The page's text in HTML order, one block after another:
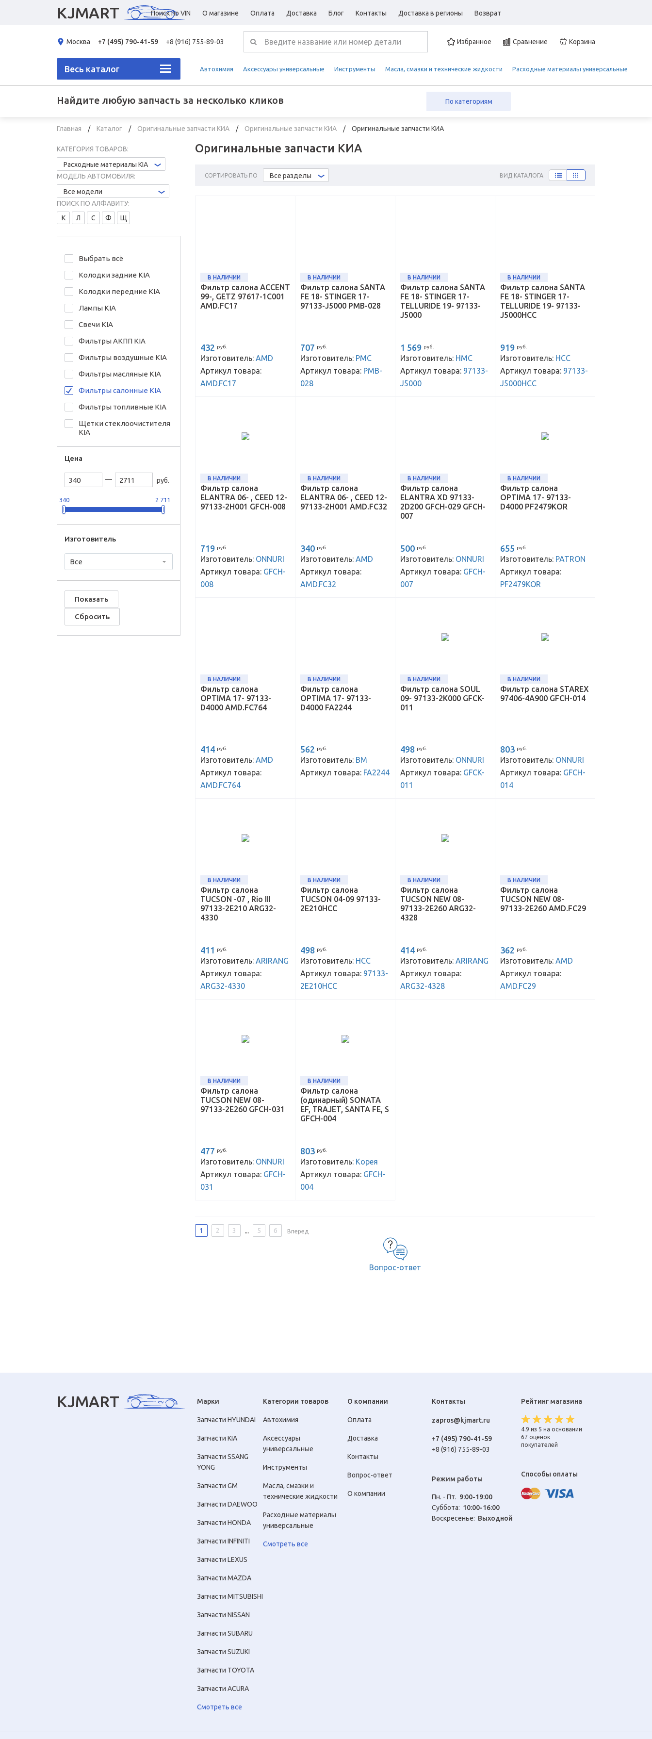
KJMART Поиск по VIN О магазине Оплата Доставка Блог Контакты Доставка в регионы Возврат
Москва +7 (495) 790-41-59 +8 (916) 755-89-03 Избранное Сравнение Корзина
Весь каталог Автохимия Аксессуары универсальные Инструменты Масла, смазки и технические жидкости Расходные материалы универсальные
Найдите любую запчасть за несколько кликов По категориям
Главная Каталог Оригинальные запчасти КИА Оригинальные запчасти КИА Оригинальные запчасти КИА
Оригинальные запчасти КИА
СОРТИРОВАТЬ ПО Все разделы ВИД КАТАЛОГА
КАТЕГОРИЯ ТОВАРОВ:
Расходные материалы KIA
МОДЕЛЬ АВТОМОБИЛЯ:
Все модели
ПОИСК ПО АЛФАВИТУ:
К
Л С Ф Щ
Выбрать всё
Колодки задние KIA
Колодки передние KIA
Лампы KIA
Свечи KIA
Фильтры АКПП KIA
Фильтры воздушные KIA
Фильтры масляные KIA
Фильтры салонные KIA
Фильтры топливные KIA
Щетки стеклоочистителя
KIA
Цена
руб.
340 2 711
Изготовитель
Все
В НАЛИЧИИ
Фильтр салона ACCENT
99-, GETZ 97617-1C001
AMD.FC17
432 руб.
Изготовитель: AMD
Артикул товара:
AMD.FC17
В НАЛИЧИИ
Фильтр салона SANTA
FE 18- STINGER 17-
97133-J5000 PMB-028
707 руб.
Изготовитель: PMC
Артикул товара: PMB-
028
В НАЛИЧИИ
Фильтр салона SANTA
FE 18- STINGER 17-
TELLURIDE 19- 97133-
J5000
1 569 руб.
Изготовитель: HMC
Артикул товара: 97133-
J5000
В НАЛИЧИИ
Фильтр салона SANTA
FE 18- STINGER 17-
TELLURIDE 19- 97133-
J5000HCC
919 руб.
Изготовитель: HCC
Артикул товара: 97133-
J5000HCC
В НАЛИЧИИ
Фильтр салона
ELANTRA 06- , CEED 12-
97133-2H001 GFCH-008
719 руб.
Изготовитель: ONNURI
Артикул товара: GFCH-
008
В НАЛИЧИИ
Фильтр салона
ELANTRA 06- , CEED 12-
97133-2H001 AMD.FC32
340 руб.
Изготовитель: AMD
Артикул товара:
AMD.FC32
В НАЛИЧИИ
Фильтр салона
ELANTRA XD 97133-
2D200 GFCH-029 GFCH-
007
500 руб.
Изготовитель: ONNURI
Артикул товара: GFCH-
007
В НАЛИЧИИ
Фильтр салона
OPTIMA 17- 97133-
D4000 PF2479KOR
655 руб.
Изготовитель: PATRON
Артикул товара:
PF2479KOR
В НАЛИЧИИ
Фильтр салона
OPTIMA 17- 97133-
D4000 AMD.FC764
414 руб.
Изготовитель: AMD
Артикул товара:
AMD.FC764
В НАЛИЧИИ
Фильтр салона
OPTIMA 17- 97133-
D4000 FA2244
562 руб.
Изготовитель: BM
Артикул товара: FA2244
В НАЛИЧИИ
Фильтр салона SOUL
09- 97133-2K000 GFCK-
011
498 руб.
Изготовитель: ONNURI
Артикул товара: GFCK-
011
В НАЛИЧИИ
Фильтр салона STAREX
97406-4A900 GFCH-014
803 руб.
Изготовитель: ONNURI
Артикул товара: GFCH-
014
В НАЛИЧИИ
Фильтр салона
TUCSON -07 , Rio III
97133-2E210 ARG32-
4330
411 руб.
Изготовитель: ARIRANG
Артикул товара:
ARG32-4330
В НАЛИЧИИ
Фильтр салона
TUCSON 04-09 97133-
2E210HCC
498 руб.
Изготовитель: HCC
Артикул товара: 97133-
2E210HCC
В НАЛИЧИИ
Фильтр салона
TUCSON NEW 08-
97133-2E260 ARG32-
4328
414 руб.
Изготовитель: ARIRANG
Артикул товара:
ARG32-4328
В НАЛИЧИИ
Фильтр салона
TUCSON NEW 08-
97133-2E260 AMD.FC29
362 руб.
Изготовитель: AMD
Артикул товара:
AMD.FC29
В НАЛИЧИИ
Фильтр салона
TUCSON NEW 08-
97133-2E260 GFCH-031
477 руб.
Изготовитель: ONNURI
Артикул товара: GFCH-
031
В НАЛИЧИИ
Фильтр салона
(одинарный) SONATA
EF, TRAJET, SANTA FE, S
GFCH-004
803 руб.
Изготовитель: Корея
Артикул товара: GFCH-
004
1 2 3 ... 5 6 Вперед
Вопрос-ответ
KJMART Марки
Запчасти HYUNDAI
Запчасти KIA
Запчасти SSANG
YONG
Запчасти GM
Запчасти DAEWOO
Запчасти HONDA
Запчасти INFINITI
Запчасти LEXUS
Запчасти MAZDA
Запчасти MITSUBISHI
Запчасти NISSAN
Запчасти SUBARU
Запчасти SUZUKI
Запчасти TOYOTA
Запчасти ACURA
Смотреть все
Категории товаров
Автохимия
Аксессуары
универсальные
Инструменты
Масла, смазки и
технические жидкости
Расходные материалы
универсальные
Смотреть все
О компании
Оплата
Доставка
Контакты
Вопрос-ответ
О компании
Контакты
zapros@kjmart.ru
+7 (495) 790-41-59
+8 (916) 755-89-03
Режим работы
Пн. - Пт. 9:00-19:00
Cуббота: 10:00-16:00
Воскресенье: Выходной
Рейтинг магазина
4.9 из 5 на основании
67 оценок
покупателей
Способы оплаты